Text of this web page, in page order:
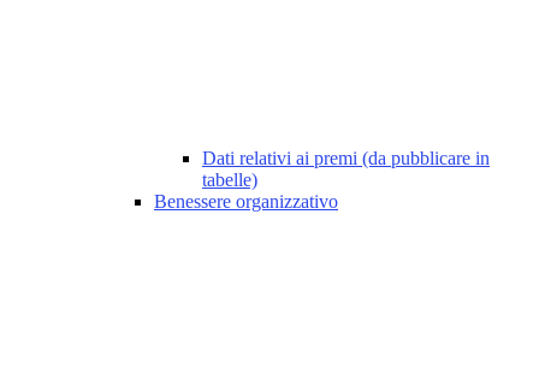
Dati relativi ai premi (da pubblicare in
tabelle)
Benessere organizzativo